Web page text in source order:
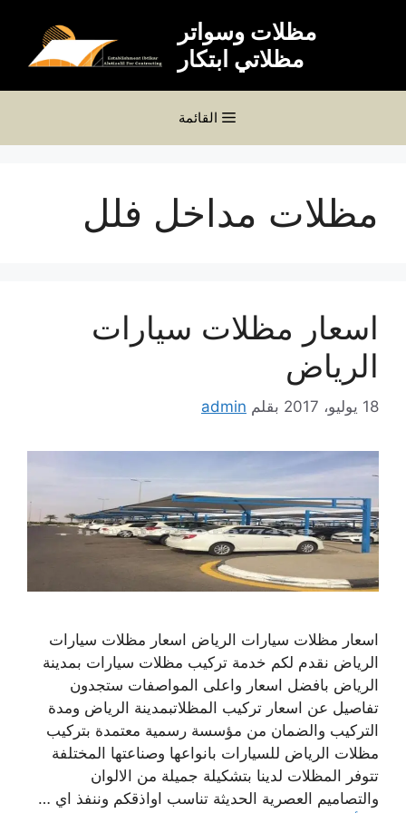
مظلات وسواتر
مظلاتي ابتكار
القائمة
مظلات مداخل فلل
اسعار مظلات سيارات
الرياض
18 يوليو، 2017 بقلم admin
اسعار مظلات سيارات الرياض اسعار مظلات سيارات
الرياض نقدم لكم خدمة تركيب مظلات سيارات بمدينة
الرياض بافضل اسعار واعلى المواصفات ستجدون
تفاصيل عن اسعار تركيب المظلاتبمدينة الرياض ومدة
التركيب والضمان من مؤسسة رسمية معتمدة بتركيب
مظلات الرياض للسيارات بانواعها وصناعتها المختلفة
تتوفر المظلات لدينا بتشكيلة جميلة من الالوان
والتصاميم العصرية الحديثة تناسب اواذقكم وننفذ اي …